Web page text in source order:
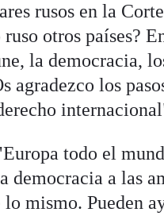
rusos en la
otros países?
la democracia,
agradezco los
todo el
democracia a las
lo mismo. Pueden